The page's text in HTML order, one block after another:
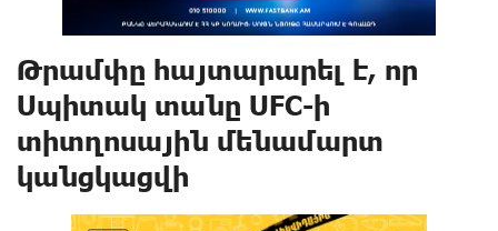
Թրամփը հայտարարել է, որ
Սպիտակ տանը UFC-ի
տիտղոսային մենամարտ
կանցկացվի